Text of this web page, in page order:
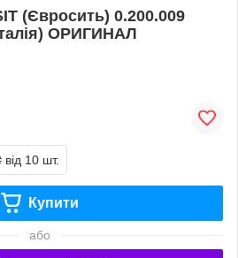
(Євросить) 0.200.009
ОРИГИНАЛ
від 10 шт.
Купити
або